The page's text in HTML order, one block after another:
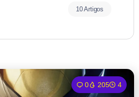
10 Artigos
0 205 4